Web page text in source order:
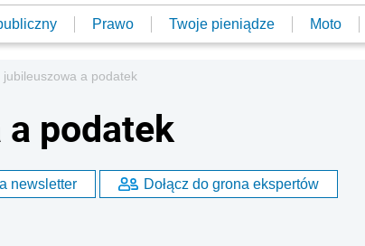
Prawo Twoje pieniądze Moto
jubileuszowa a podatek
podatek
newsletter Dołącz do grona ekspertów